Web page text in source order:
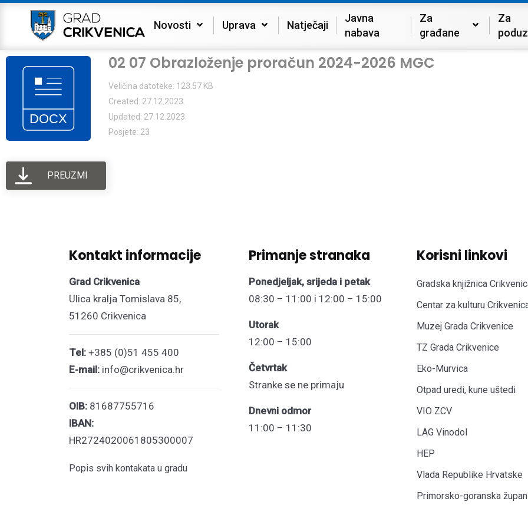
Novosti Uprava Natječaji
Javna
nabava
Za
građane
Za
02 07 Obrazloženje proračun 2024-2026 MGC
Veličina datoteke: 123.57 KB
Created: 27.12.2023.
Updated: 27.12.2023.
Posjete: 23
PREUZMI
Kontakt informacije
Grad Crikvenica
Ulica kralja Tomislava 85,
51260 Crikvenica
Tel: +385 (0)51 455 400
E-mail: info@crikvenica.hr
OIB: 81687755716
IBAN:
HR2724020061805300007
Popis svih kontakata u gradu
Primanje stranaka
Ponedjeljak, srijeda i petak
08:30 – 11:00 i 12:00 – 15:00
Utorak
12:00 – 15:00
Četvrtak
Stranke se ne primaju
Dnevni odmor
11:00 – 11:30
Korisni linkovi
Gradska knjižnica
Centar za kulturu
Muzej Grada Crikvenice
TZ Grada Crikvenice
Eko-Murvica
Otpad uredi, kune uštedi
VIO ZCV
LAG Vinodol
HEP
Vlada Republike Hrvatske
Primorsko-goranska